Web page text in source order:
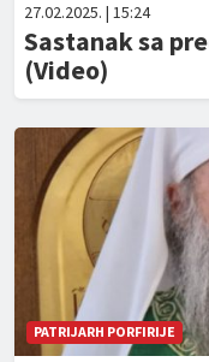
27.02.2025. | 15:24
Sastanak sa
(Video)
PATRIJARH PORFIRIJE